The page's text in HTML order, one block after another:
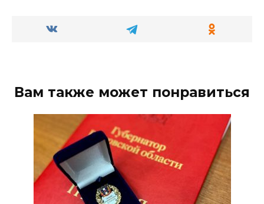
Вам также может понравиться